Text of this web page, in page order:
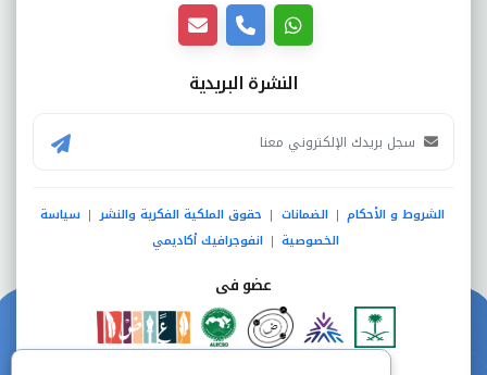
النشرة البريدية
الشروط و الأحكام | الضمانات | حقوق الملكية الفكرية والنشر | سياسة
الخصوصية | انفوجرافيك أكاديمي
عضو فى